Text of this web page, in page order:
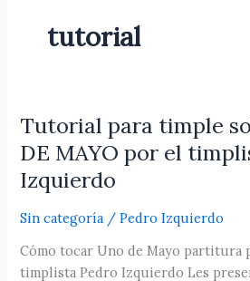
tutorial
Tutorial para timple
DE MAYO por el
Izquierdo
Sin categoría /Pedro Izquierdo
Cómo tocar Uno de Mayo partitura
timplista Pedro Izquierdo Les
Tutorial
para
timple
solista
DE
MAYO